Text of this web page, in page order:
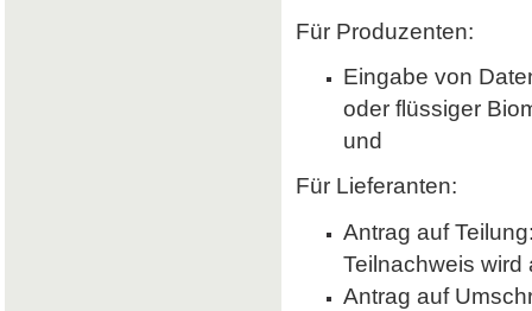
Für Produzenten:
Eingabe von
oder flüssiger
und
Für Lieferanten:
Antrag auf
Teilnachweis wird
Antrag auf